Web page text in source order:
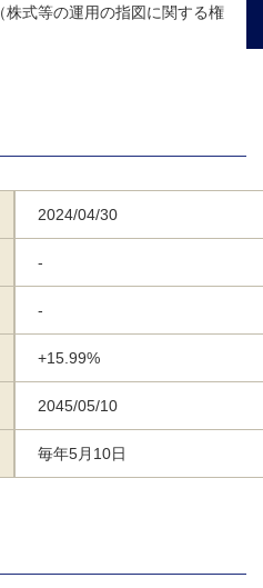
式等の運用の指図に関する権
2024/04/30
-
-
+15.99%
2045/05/10
毎年5月10日